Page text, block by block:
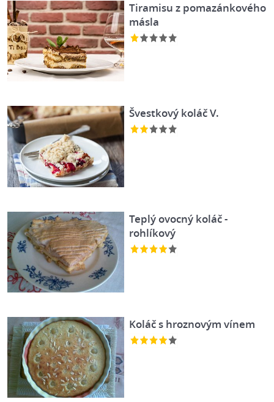
Tiramisu z pomazánkového
másla
Švestkový koláč V.
Teplý ovocný koláč -
rohlíkový
Koláč s hroznovým vínem